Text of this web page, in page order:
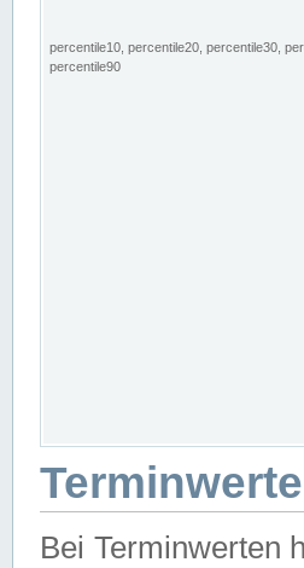
percentile10, percentile20, percentile30,
percentile90
Terminwerte
Bei Terminwerten